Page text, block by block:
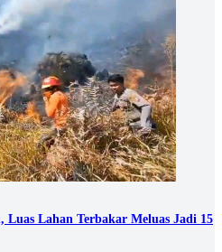
Lahan Terbakar Meluas Jadi 15